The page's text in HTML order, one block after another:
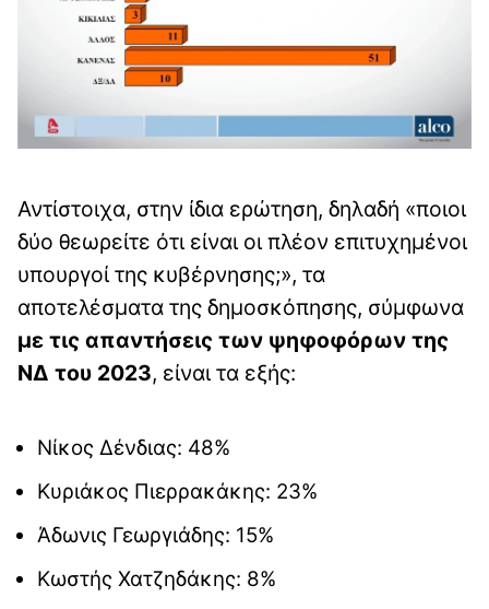
Αντίστοιχα, στην ίδια ερώτηση, δηλαδή «ποιοι
δύο θεωρείτε ότι είναι οι πλέον επιτυχημένοι
υπουργοί της κυβέρνησης;», τα
αποτελέσματα της δημοσκόπησης, σύμφωνα
με τις απαντήσεις των ψηφοφόρων της
ΝΔ του 2023, είναι τα εξής:
Νίκος Δένδιας: 48%
Κυριάκος Πιερρακάκης: 23%
Άδωνις Γεωργιάδης: 15%
Κωστής Χατζηδάκης: 8%